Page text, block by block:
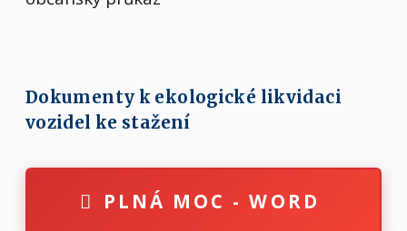
Dokumenty k ekologické likvidaci
vozidel ke stažení
PLNÁ MOC - WORD